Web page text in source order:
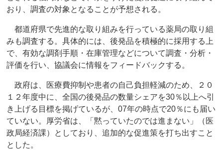
おり、調査の対象となることが予想される。
都道府県で先進的な取り組みを行っている薬局の取り組
みも調査する。具体的には、後発品を積極的に採用する上
で、有効な調剤手順・在庫管理などについて調査・分析・
評価を行い、協議会に情報をフィードバックする。
政府は、医療費抑制や患者の自己負担軽減のため、２０
１２年度中に、全国の後発品の数量シェアを30％以上へ引
き上げる目標を掲げているが、07年の時点で20％にも届い
ていない。厚労省は、「黙っていたのでは進まない」（医
政局経済課）としており、追加的な促進策を打ち出すこと
とした。